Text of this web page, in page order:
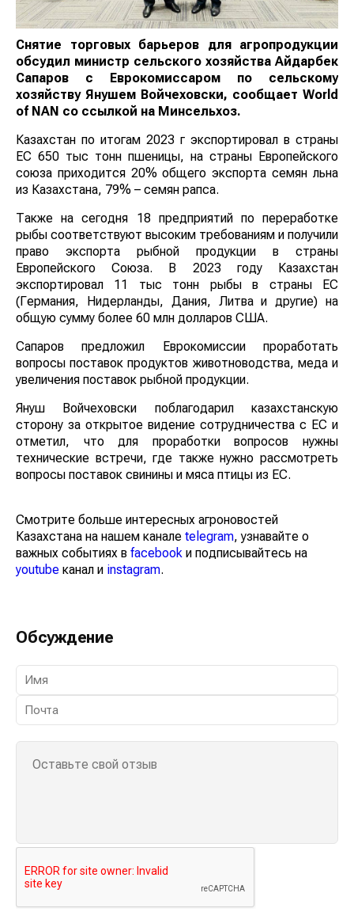
Снятие торговых барьеров для агропродукции
обсудил министр сельского хозяйства Айдарбек
Сапаров с Еврокомиссаром по сельскому
хозяйству Янушем Войчеховски, сообщает World
of NAN со ссылкой на Минсельхоз.
Казахстан по итогам 2023 г экспортировал в страны
ЕС 650 тыс тонн пшеницы, на страны Европейского
союза приходится 20% общего экспорта семян льна
из Казахстана, 79% – семян рапса.
Также на сегодня 18 предприятий по переработке
рыбы соответствуют высоким требованиям и получили
право экспорта рыбной продукции в страны
Европейского Союза. В 2023 году Казахстан
экспортировал 11 тыс тонн рыбы в страны ЕС
(Германия, Нидерланды, Дания, Литва и другие) на
общую сумму более 60 млн долларов США.
Сапаров предложил Еврокомиссии проработать
вопросы поставок продуктов животноводства, меда и
увеличения поставок рыбной продукции.
Януш Войчеховски поблагодарил казахстанскую
сторону за открытое видение сотрудничества с ЕС и
отметил, что для проработки вопросов нужны
технические встречи, где также нужно рассмотреть
вопросы поставок свинины и мяса птицы из ЕС.
Смотрите больше интересных агроновостей
Казахстана на нашем канале telegram, узнавайте о
важных событиях в facebook и подписывайтесь на
youtube канал и instagram.
Обсуждение